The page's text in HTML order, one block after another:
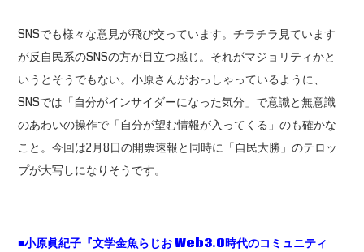
SNSでも様々な意見が飛び交っています。チラチラ見ています
が反自民系のSNSの方が目立つ感じ。それがマジョリティかと
いうとそうでもない。小原さんがおっしゃっているように、
SNSでは「自分がインサイダーになった気分」で意識と無意識
のあわいの操作で「自分が望む情報が入ってくる」のも確かな
こと。今回は2月8日の開票速報と同時に「自民大勝」のテロッ
プが大写しになりそうです。
■小原眞紀子『文学金魚らじお Web3.0時代のコミュニティ